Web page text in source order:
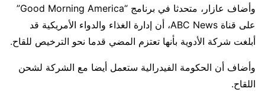
وأضاف عازار، متحدثا في برنامج “Good Morning America”
على قناة ABC News، أن إدارة الغذاء والدواء الأمريكية قد
أبلغت شركة الأدوية بأنها تعتزم المضي قدما نحو الترخيص للقاح.
وأضاف أن الحكومة الفيدرالية ستعمل أيضا مع الشركة لشحن
اللقاح.